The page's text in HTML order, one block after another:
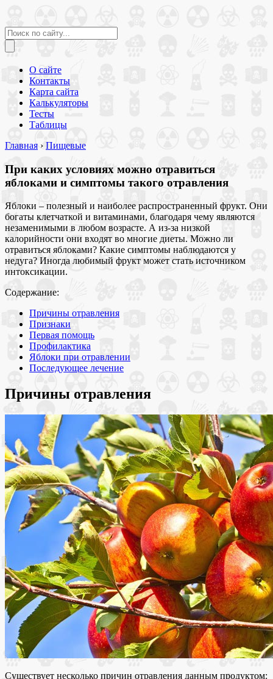
О сайте
Контакты
Карта сайта
Калькуляторы
Тесты
Таблицы
Главная › Пищевые
При каких условиях можно отравиться
яблоками и симптомы такого отравления
Яблоки – полезный и наиболее распространенный фрукт. Они
богаты клетчаткой и витаминами, благодаря чему являются
незаменимыми в любом возрасте. А из-за низкой
калорийности они входят во многие диеты. Можно ли
отравиться яблоками? Какие симптомы наблюдаются у
недуга? Иногда любимый фрукт может стать источником
интоксикации.
Содержание:
Причины отравления
Признаки
Первая помощь
Профилактика
Яблоки при отравлении
Последующее лечение
Причины отравления
Существует несколько причин отравления данным продуктом: